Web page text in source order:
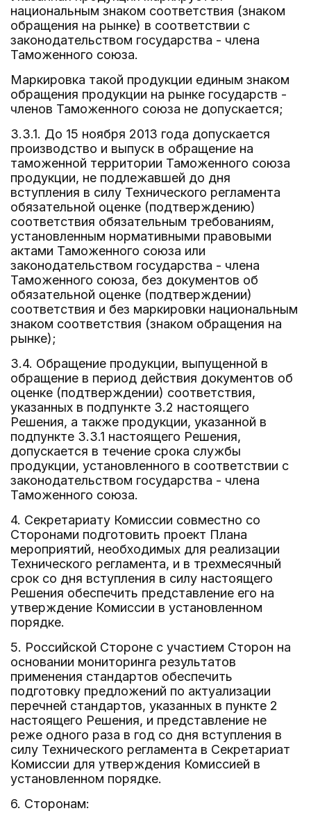
национальным знаком соответствия (знаком
обращения на рынке) в соответствии с
законодательством государства - члена
Таможенного союза.
Маркировка такой продукции единым знаком
обращения продукции на рынке государств -
членов Таможенного союза не допускается;
3.3.1. До 15 ноября 2013 года допускается
производство и выпуск в обращение на
таможенной территории Таможенного союза
продукции, не подлежавшей до дня
вступления в силу Технического регламента
обязательной оценке (подтверждению)
соответствия обязательным требованиям,
установленным нормативными правовыми
актами Таможенного союза или
законодательством государства - члена
Таможенного союза, без документов об
обязательной оценке (подтверждении)
соответствия и без маркировки национальным
знаком соответствия (знаком обращения на
рынке);
3.4. Обращение продукции, выпущенной в
обращение в период действия документов об
оценке (подтверждении) соответствия,
указанных в подпункте 3.2 настоящего
Решения, а также продукции, указанной в
подпункте 3.3.1 настоящего Решения,
допускается в течение срока службы
продукции, установленного в соответствии с
законодательством государства - члена
Таможенного союза.
4. Секретариату Комиссии совместно со
Сторонами подготовить проект Плана
мероприятий, необходимых для реализации
Технического регламента, и в трехмесячный
срок со дня вступления в силу настоящего
Решения обеспечить представление его на
утверждение Комиссии в установленном
порядке.
5. Российской Стороне с участием Сторон на
основании мониторинга результатов
применения стандартов обеспечить
подготовку предложений по актуализации
перечней стандартов, указанных в пункте 2
настоящего Решения, и представление не
реже одного раза в год со дня вступления в
силу Технического регламента в Секретариат
Комиссии для утверждения Комиссией в
установленном порядке.
6. Сторонам: